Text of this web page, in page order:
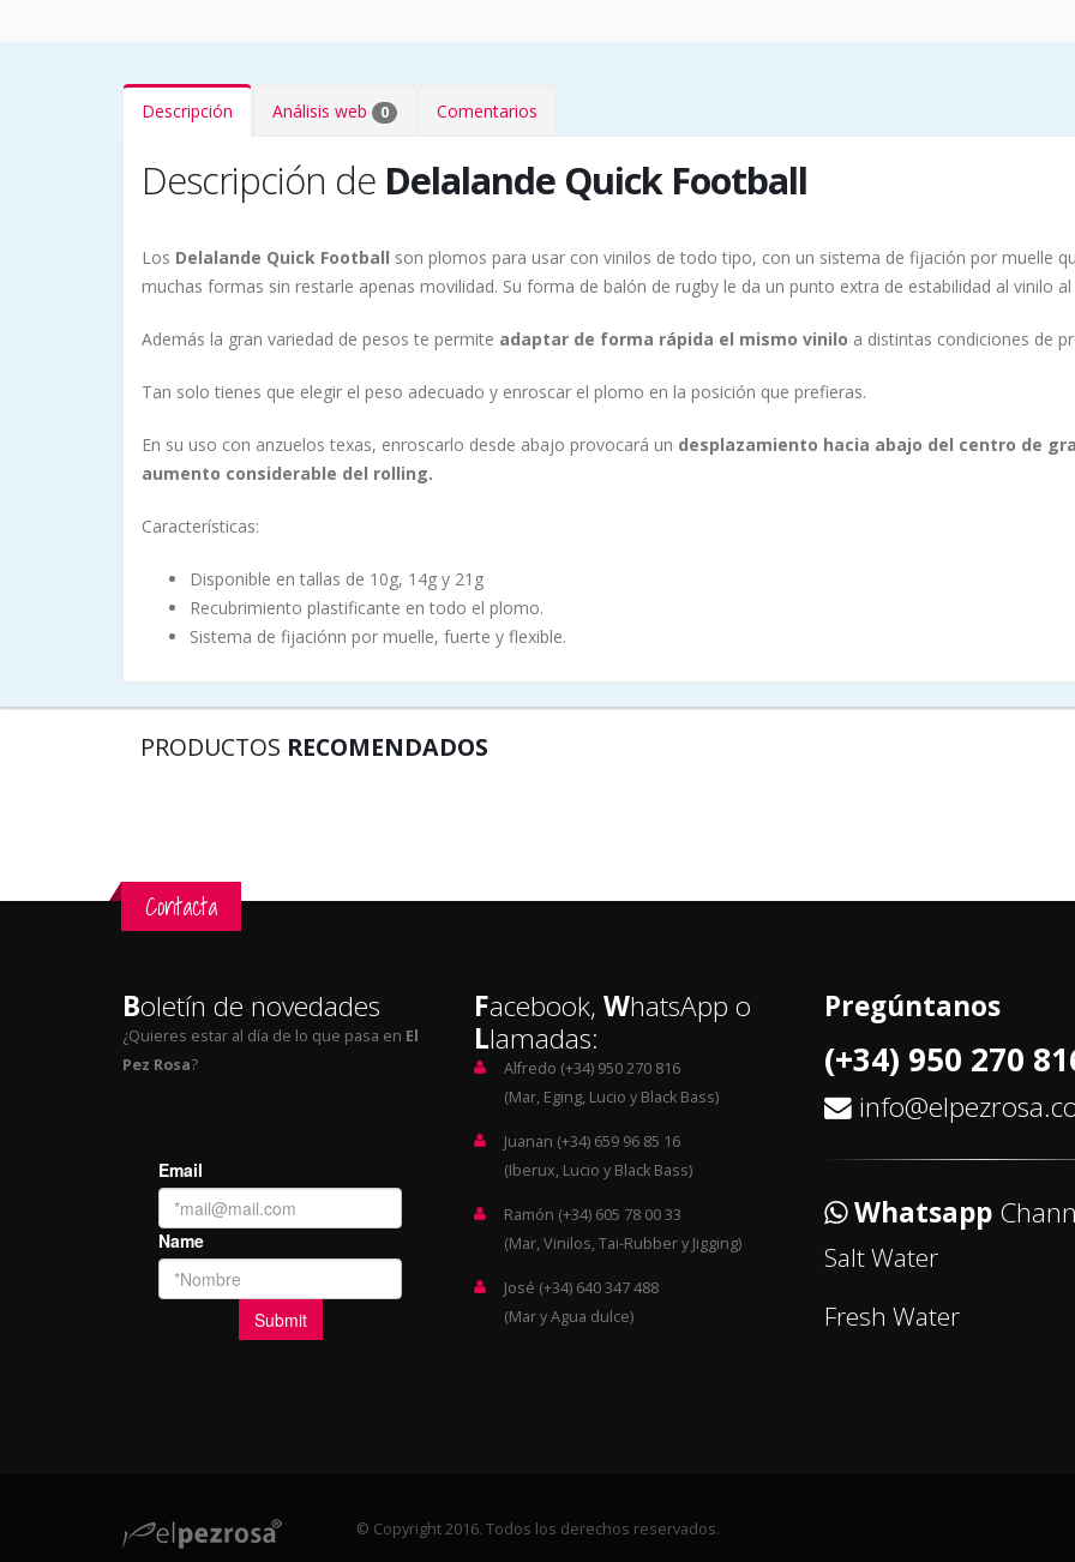
Descripción Análisis web 0 Comentarios
Descripción de Delalande Quick Football
Los Delalande Quick Football son plomos para usar con vinilos de todo tipo, con un sistema de fijación por muelle
muchas formas sin restarle apenas movilidad. Su forma de balón de rugby le da un punto extra de estabilidad al vinilo
Además la gran variedad de pesos te permite adaptar de forma rápida el mismo vinilo a distintas condiciones de
Tan solo tienes que elegir el peso adecuado y enroscar el plomo en la posición que prefieras.
En su uso con anzuelos texas, enroscarlo desde abajo provocará un desplazamiento hacia abajo del centro de
aumento considerable del rolling.
Características:
Disponible en tallas de 10g, 14g y 21g
Recubrimiento plastificante en todo el plomo.
Sistema de fijaciónn por muelle, fuerte y flexible.
PRODUCTOS RECOMENDADOS
Contacta
Boletín de novedades
¿Quieres estar al día de lo que pasa en El
Pez Rosa?
Facebook, WhatsApp o
Llamadas:
Alfredo (+34) 950 270 816
(Mar, Eging, Lucio y Black Bass)
Juanan (+34) 659 96 85 16
(Iberux, Lucio y Black Bass)
Ramón (+34) 605 78 00 33
(Mar, Vinilos, Tai-Rubber y Jigging)
José (+34) 640 347 488
(Mar y Agua dulce)
Pregúntanos
(+34) 950 270
Whatsapp
Salt Water
Fresh Water
© Copyright 2016. Todos los derechos reservados.